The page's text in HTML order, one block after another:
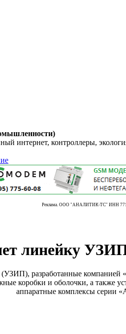
контроллеры,
Реклама. ООО "АНАЛИТИК-ТС" ИНН
линейку
разработанные
коробки и оболочки, а также
аппаратные комплексы серии